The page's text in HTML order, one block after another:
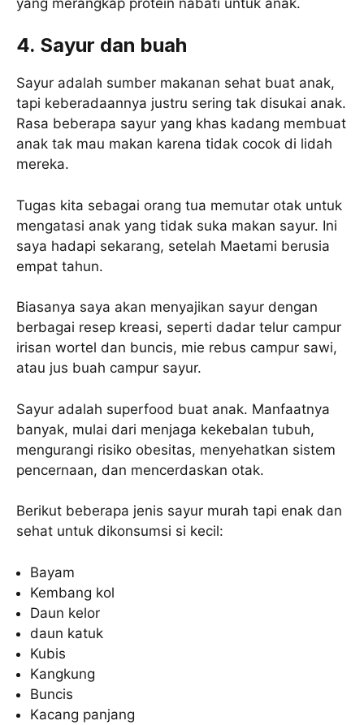
4. Sayur dan buah
Sayur adalah sumber makanan sehat buat anak,
tapi keberadaannya justru sering tak disukai anak.
Rasa beberapa sayur yang khas kadang membuat
anak tak mau makan karena tidak cocok di lidah
mereka.
Tugas kita sebagai orang tua memutar otak untuk
mengatasi anak yang tidak suka makan sayur. Ini
saya hadapi sekarang, setelah Maetami berusia
empat tahun.
Biasanya saya akan menyajikan sayur dengan
berbagai resep kreasi, seperti dadar telur campur
irisan wortel dan buncis, mie rebus campur sawi,
atau jus buah campur sayur.
Sayur adalah superfood buat anak. Manfaatnya
banyak, mulai dari menjaga kekebalan tubuh,
mengurangi risiko obesitas, menyehatkan sistem
pencernaan, dan mencerdaskan otak.
Berikut beberapa jenis sayur murah tapi enak dan
sehat untuk dikonsumsi si kecil:
Bayam
Kembang kol
Daun kelor
daun katuk
Kubis
Kangkung
Buncis
Kacang panjang